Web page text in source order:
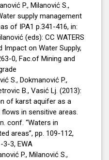
P., Milanović S.,
supply management
of IPA1 p.341-416, in:
(eds): CC WATERS
Impact on Water Supply,
0, Fac.of Mining and
S., Dokmanović P.,
B., Vasić Lj. (2013):
of karst aquifer as a
in sensitive areas.
conf. “Waters in
areas”, pp. 109-112,
3-3, EWA
P., Milanović S.,